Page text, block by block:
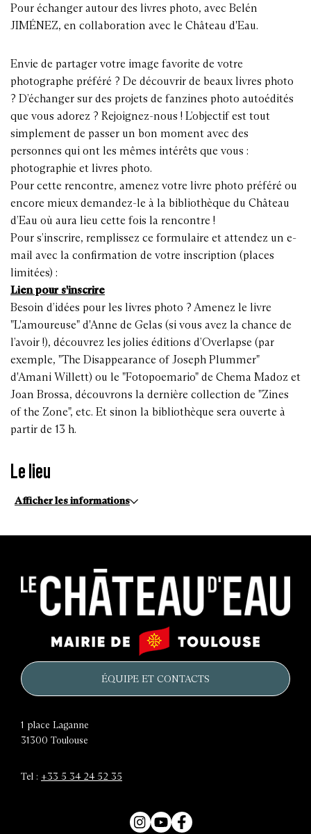
Pour échanger autour des livres photo, avec Belén
JIMÉNEZ, en collaboration avec le Château d'Eau.
Envie de partager votre image favorite de votre
photographe préféré ? De découvrir de beaux livres photo
? D’échanger sur des projets de fanzines photo autoédités
que vous adorez ? Rejoignez-nous ! L’objectif est tout
simplement de passer un bon moment avec des
personnes qui ont les mêmes intérêts que vous :
photographie et livres photo.
Pour cette rencontre, amenez votre livre photo préféré ou
encore mieux demandez-le à la bibliothèque du Château
d’Eau où aura lieu cette fois la rencontre !
Pour s’inscrire, remplissez ce formulaire et attendez un e-
mail avec la confirmation de votre inscription (places
limitées) :
Lien pour s'inscrire
Besoin d’idées pour les livres photo ? Amenez le livre
"L'amoureuse" d'Anne de Gelas (si vous avez la chance de
l’avoir !), découvrez les jolies éditions d’Overlapse (par
exemple, "The Disappearance of Joseph Plummer"
d'Amani Willett) ou le "Fotopoemario" de Chema Madoz et
Joan Brossa, découvrons la dernière collection de "Zines
of the Zone", etc. Et sinon la bibliothèque sera ouverte à
partir de 13 h.
Le lieu
Afficher les informations
château
d'eau
Mairie
de
ÉQUIPE ET CONTACTS
1 place Laganne
31300 Toulouse
Tel : +33 5 34 24 52 35
Instagram
YouTubeFacebook